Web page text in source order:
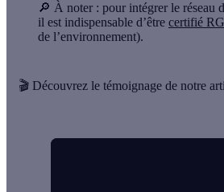
🔎 À noter : pour intégrer le réseau
il est indispensable d’être certifié
de l’environnement).
🎬 Découvrez le témoignage de notre